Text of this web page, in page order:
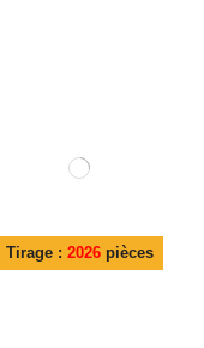
Tirage : 2026pièces